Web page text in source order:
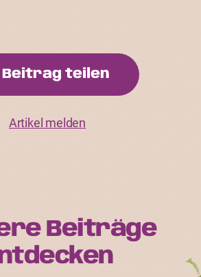
Beitrag teilen
Artikel melden
Beiträge